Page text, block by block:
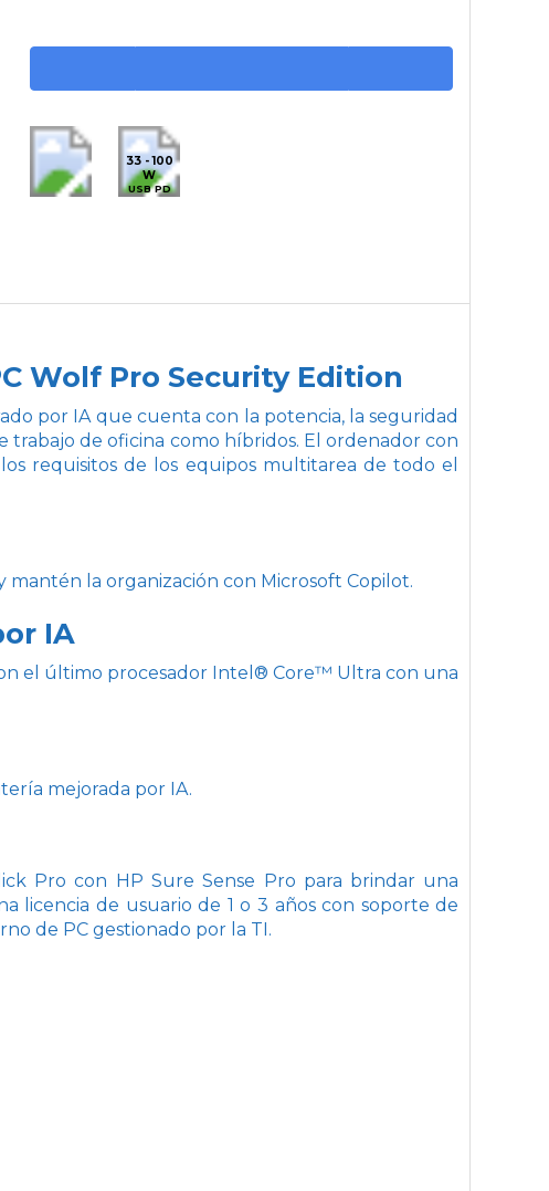
33 - 100
W
USB PD
Wolf Pro Security Edition
por IA que cuenta con la potencia, la seguridad
trabajo de oficina como híbridos. El ordenador con
requisitos de los equipos multitarea de todo el
la organización con Microsoft Copilot.
IA
el último procesador Intel® Core™ Ultra con una
mejorada por IA.
Pro con HP Sure Sense Pro para brindar una
licencia de usuario de 1 o 3 años con soporte de
de PC gestionado por la TI.